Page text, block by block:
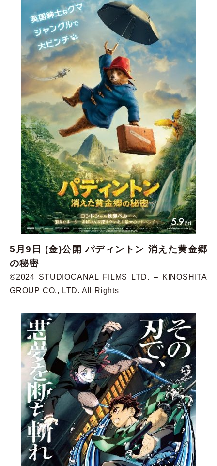
5月9日 (金)公開 パディントン 消えた黄金郷
の秘密
©︎2024 STUDIOCANAL FILMS LTD. – KINOSHITA
GROUP CO., LTD. All Rights